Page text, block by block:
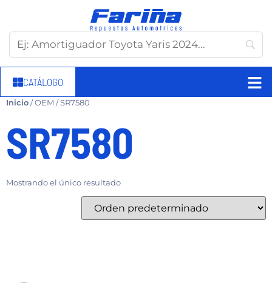
CATÁLOGO
Inicio/ OEM / SR7580
SR7580
Mostrando el único resultado